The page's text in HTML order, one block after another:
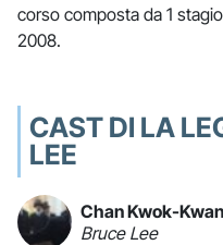
corso composta da 1
2008.
CAST DI LA
LEE
Chan Kwok-Kwan
Bruce Lee